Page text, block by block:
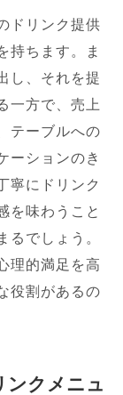
ドリンク提供
持ちます。ま
し、それを提
一方で、売上
テーブルへの
ーションのき
寧にドリンク
を味わうこと
るでしょう。
理的満足を高
役割があるの
ンクメニュ